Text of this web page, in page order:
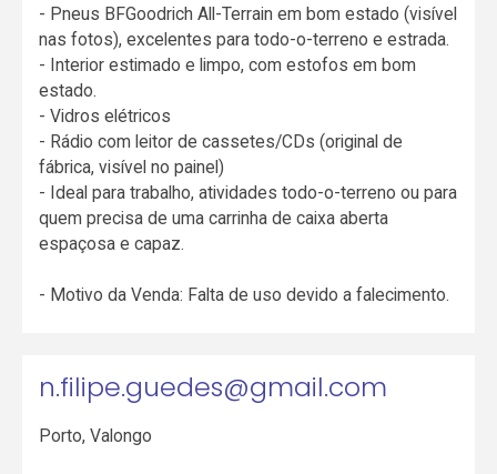
- Pneus BFGoodrich All-Terrain em bom estado (visível
nas fotos), excelentes para todo-o-terreno e estrada.
- Interior estimado e limpo, com estofos em bom
estado.
- Vidros elétricos
- Rádio com leitor de cassetes/CDs (original de
fábrica, visível no painel)
- Ideal para trabalho, atividades todo-o-terreno ou para
quem precisa de uma carrinha de caixa aberta
espaçosa e capaz.
- Motivo da Venda: Falta de uso devido a falecimento.
n.filipe.guedes@gmail.com
Porto,Valongo